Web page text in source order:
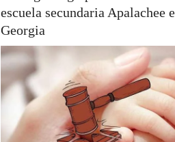
escuela secundaria Apalachee
Georgia